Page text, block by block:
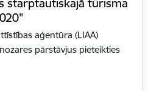
starptautiskajā tūrisma
aģentūra (LIAA)
pārstāvjus pieteikties